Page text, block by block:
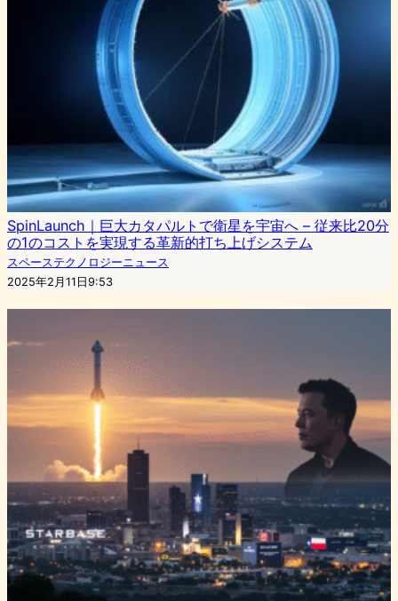
SpinLaunch｜巨大カタパルトで衛星を宇宙へ – 従来比20分
の1のコストを実現する革新的打ち上げシステム
スペーステクノロジーニュース
2025年2月11日9:53